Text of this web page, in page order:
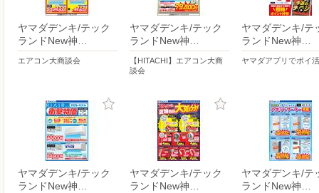
ヤマダデンキ/テック
ランドNew神…
エアコン大商談会
ヤマダデンキ/テック
ランドNew神…
【HITACHI】エアコン大商
談会
ヤマダデンキ/テ
ランドNew神…
ヤマダアプリでポイ活
ヤマダデンキ/テック
ランドNew神…
ヤマダデンキ/テック
ランドNew神…
ヤマダデンキ/テ
ランドNew神…